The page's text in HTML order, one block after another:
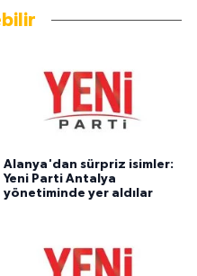
Alanya'dan sürpriz isimler:
Yeni Parti Antalya
yönetiminde yer aldılar